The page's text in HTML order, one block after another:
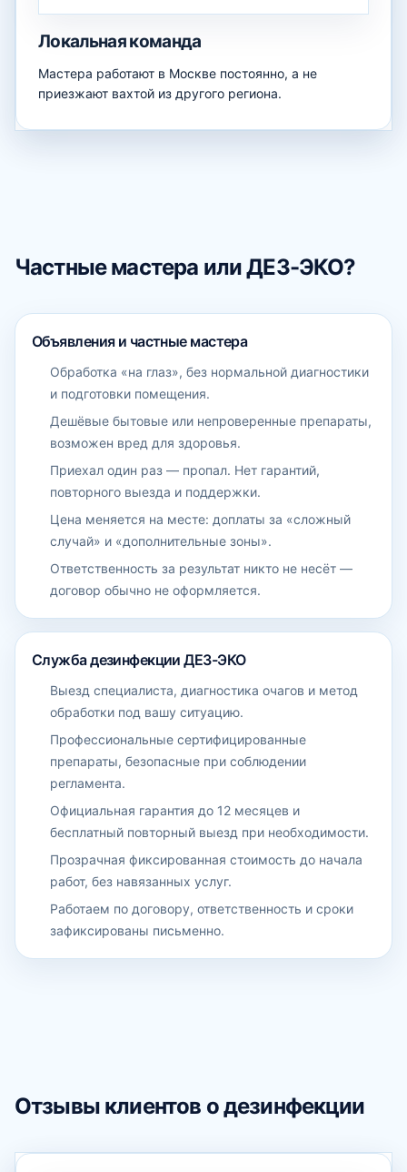
Локальная команда
Мастера работают в Москве постоянно, а не
приезжают вахтой из другого региона.
Частные мастера или ДЕЗ-ЭКО?
Объявления и частные мастера
Обработка «на глаз», без нормальной диагностики
и подготовки помещения.
Дешёвые бытовые или непроверенные препараты,
возможен вред для здоровья.
Приехал один раз — пропал. Нет гарантий,
повторного выезда и поддержки.
Цена меняется на месте: доплаты за «сложный
случай» и «дополнительные зоны».
Ответственность за результат никто не несёт —
договор обычно не оформляется.
Служба дезинфекции ДЕЗ-ЭКО
Выезд специалиста, диагностика очагов и метод
обработки под вашу ситуацию.
Профессиональные сертифицированные
препараты, безопасные при соблюдении
регламента.
Официальная гарантия до 12 месяцев и
бесплатный повторный выезд при необходимости.
Прозрачная фиксированная стоимость до начала
работ, без навязанных услуг.
Работаем по договору, ответственность и сроки
зафиксированы письменно.
Отзывы клиентов о дезинфекции